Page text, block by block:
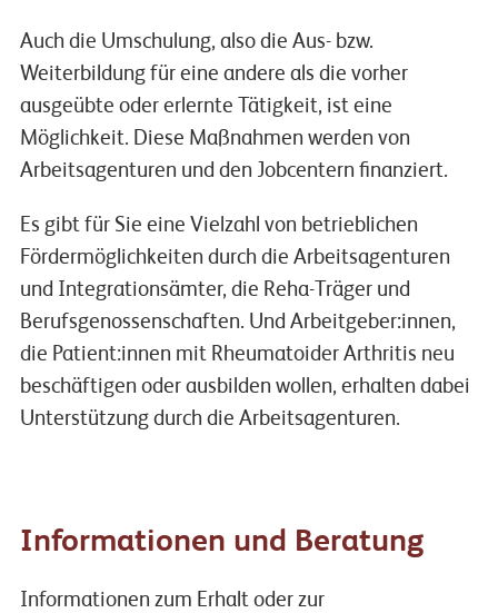
Auch die Umschulung, also die Aus- bzw.
Weiterbildung für eine andere als die vorher
ausgeübte oder erlernte Tätigkeit, ist eine
Möglichkeit. Diese Maßnahmen werden von
Arbeitsagenturen und den Jobcentern finanziert.
Es gibt für Sie eine Vielzahl von betrieblichen
Fördermöglichkeiten durch die Arbeitsagenturen
und Integrationsämter, die Reha-Träger und
Berufsgenossenschaften. Und Arbeitgeber:innen,
die Patient:innen mit Rheumatoider Arthritis neu
beschäftigen oder ausbilden wollen, erhalten dabei
Unterstützung durch die Arbeitsagenturen.
Informationen und Beratung
Informationen zum Erhalt oder zur